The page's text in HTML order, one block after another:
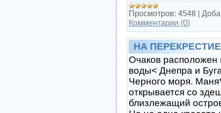
Просмотров: 4548 |
Комментарии (0)
НА
Очаков
воды< Днепра и
Черного моря.
открывается со
близлежащий